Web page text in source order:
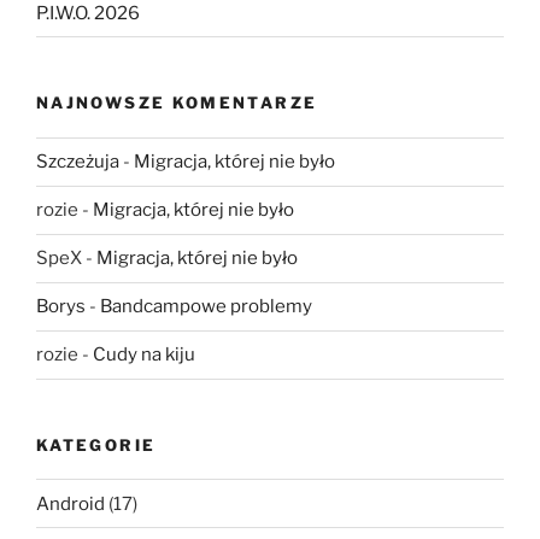
P.I.W.O. 2026
NAJNOWSZE KOMENTARZE
Szczeżuja - Migracja, której nie było
rozie - Migracja, której nie było
SpeX - Migracja, której nie było
Borys - Bandcampowe problemy
rozie - Cudy na kiju
KATEGORIE
Android (17)